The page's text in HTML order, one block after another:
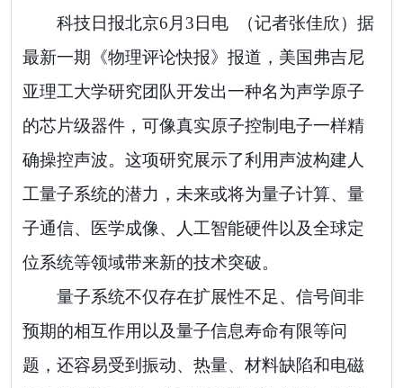
科技日报北京6月3日电 （记者张佳欣）据
最新一期《物理评论快报》报道，美国弗吉尼
亚理工大学研究团队开发出一种名为声学原子
的芯片级器件，可像真实原子控制电子一样精
确操控声波。这项研究展示了利用声波构建人
工量子系统的潜力，未来或将为量子计算、量
子通信、医学成像、人工智能硬件以及全球定
位系统等领域带来新的技术突破。
量子系统不仅存在扩展性不足、信号间非
预期的相互作用以及量子信息寿命有限等问
题，还容易受到振动、热量、材料缺陷和电磁